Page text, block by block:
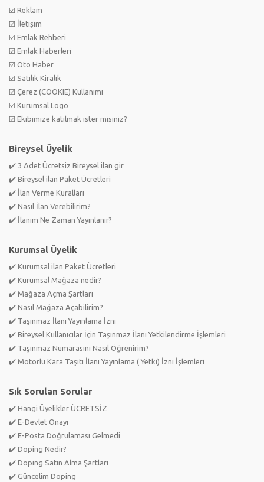
☑️ Reklam
☑️ İletişim
☑️ Emlak Rehberi
☑️ Emlak Haberleri
☑️ Oto Haber
☑️ Satılık Kiralık
☑️ Çerez (COOKIE) Kullanımı
☑️ Kurumsal Logo
☑️ Ekibimize katılmak ister misiniz?
Bireysel Üyelik
✔️ 3 Adet Ücretsiz Bireysel ilan gir
✔️ Bireysel ilan Paket Ücretleri
✔️ İlan Verme Kuralları
✔️ Nasıl İlan Verebilirim?
✔️ İlanım Ne Zaman Yayınlanır?
Kurumsal Üyelik
✔️ Kurumsal ilan Paket Ücretleri
✔️ Kurumsal Mağaza nedir?
✔️ Mağaza Açma Şartları
✔️ Nasıl Mağaza Açabilirim?
✔️ Taşınmaz İlanı Yayınlama İzni
✔️ Bireysel Kullanıcılar İçin Taşınmaz İlanı Yetkilendirme İşlemleri
✔️ Taşınmaz Numarasını Nasıl Öğrenirim?
✔️ Motorlu Kara Taşıtı İlanı Yayınlama ( Yetki) İzni İşlemleri
Sık Sorulan Sorular
✔️ Hangi Üyelikler ÜCRETSİZ
✔️ E-Devlet Onayı
✔️ E-Posta Doğrulaması Gelmedi
✔️ Doping Nedir?
✔️ Doping Satın Alma Şartları
✔️ Güncelim Doping